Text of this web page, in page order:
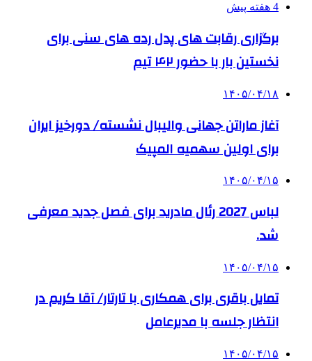
4 هفته پیش
برگزاری رقابت های پدل رده های سنی برای
نخستین بار با حضور ۴۲ تیم
۱۴۰۵/۰۴/۱۸
آغاز ماراتن جهانی والیبال نشسته/ دورخیز ایران
برای اولین سهمیه المپیک
۱۴۰۵/۰۴/۱۵
لباس 2027 رئال مادرید برای فصل جدید معرفی
شد.
۱۴۰۵/۰۴/۱۵
تمایل باقری برای همکاری با تارتار/ آقا کریم در
انتظار جلسه با مدیرعامل
۱۴۰۵/۰۴/۱۵